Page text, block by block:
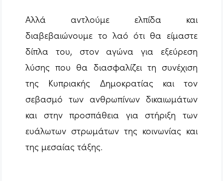
Αλλά αντλούμε ελπίδα και
διαβεβαιώνουμε το λαό ότι θα είμαστε
δίπλα του, στον αγώνα για εξεύρεση
λύσης που θα διασφαλίζει τη συνέχιση
της Κυπριακής Δημοκρατίας και τον
σεβασμό των ανθρωπίνων δικαιωμάτων
και στην προσπάθεια για στήριξη των
ευάλωτων στρωμάτων της κοινωνίας και
της μεσαίας τάξης.